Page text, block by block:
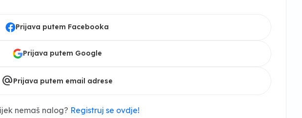
Prijava putem Facebooka
Prijava putem Google
alternate_emailPrijava putem email adrese
nemaš nalog? Registruj se ovdje!